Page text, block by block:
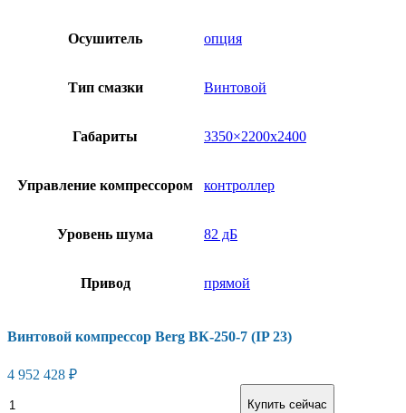
Осушитель опция
Тип смазки Винтовой
Габариты 3350×2200х2400
Управление компрессором контроллер
Уровень шума 82 дБ
Привод прямой
Винтовой компрессор Berg ВК-250-7 (IP 23)
4 952 428 ₽
Винтовой
Купить сейчас